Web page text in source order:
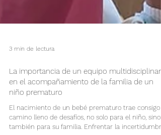
La importancia de un equipo
en el acompañamiento de la familia de un
niño prematuro
El nacimiento de un bebé prematuro trae consigo
camino lleno de desafíos, no solo para el niño, sino